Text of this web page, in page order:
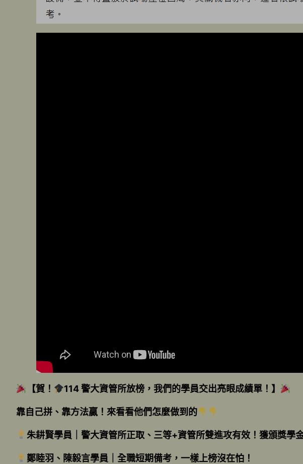
【賀！ 114 警大資管所放榜，我們的學員交出亮眼成績單！】
靠自己拼、靠方法贏！來看看他們怎麼做到的
朱耕賢學員｜警大資管所正取、三等+資管所雙進攻有效！獲頒獎學金
鄭睦羽、陳毅言學員｜全職短期備考，一樣上榜沒在怕！